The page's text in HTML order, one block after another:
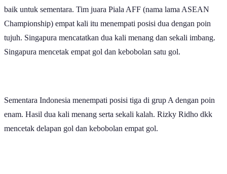
baik untuk sementara. Tim juara Piala AFF (nama lama ASEAN
Championship) empat kali itu menempati posisi dua dengan poin
tujuh. Singapura mencatatkan dua kali menang dan sekali imbang.
Singapura mencetak empat gol dan kebobolan satu gol.
Sementara Indonesia menempati posisi tiga di grup A dengan poin
enam. Hasil dua kali menang serta sekali kalah. Rizky Ridho dkk
mencetak delapan gol dan kebobolan empat gol.